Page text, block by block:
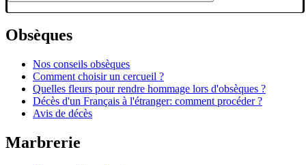
Obsèques
Nos conseils obsèques
Comment choisir un cercueil ?
Quelles fleurs pour rendre hommage lors d'obsèques ?
Décès d'un Français à l'étranger: comment procéder ?
Avis de décès
Marbrerie